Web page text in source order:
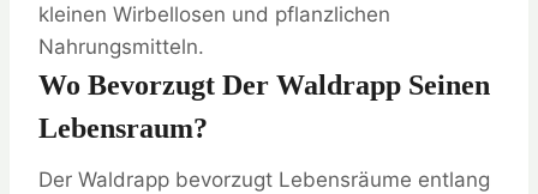
kleinen Wirbellosen und pflanzlichen
Nahrungsmitteln.
Wo Bevorzugt Der Waldrapp Seinen
Lebensraum?
Der Waldrapp bevorzugt Lebensräume entlang